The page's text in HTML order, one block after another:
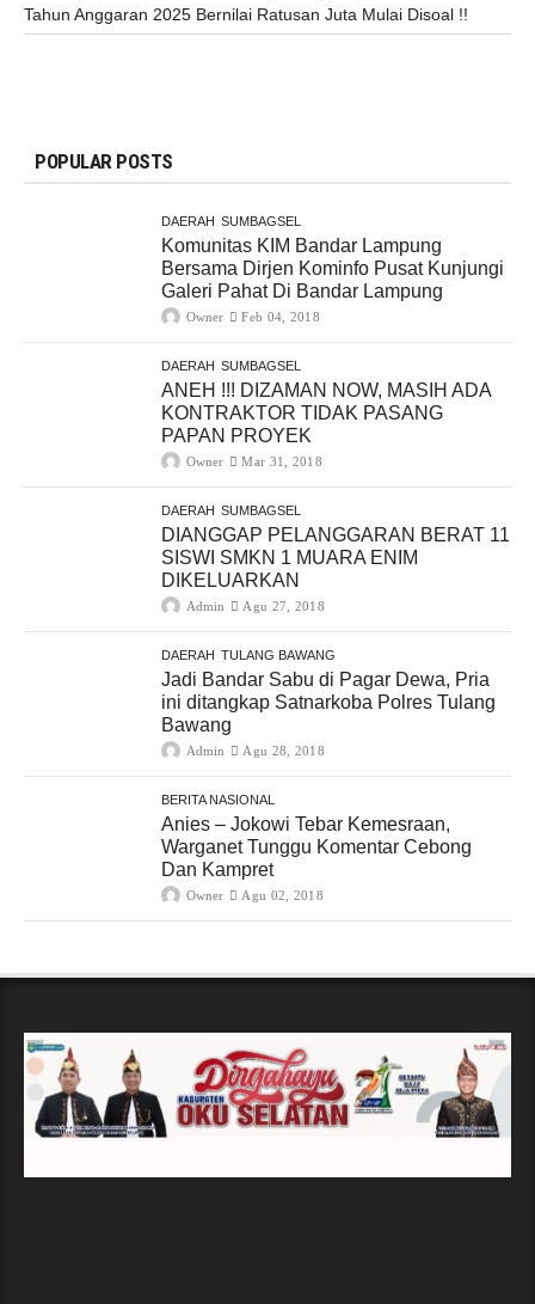
Tahun Anggaran 2025 Bernilai Ratusan Juta Mulai Disoal !!
POPULAR POSTS
DAERAH SUMBAGSEL
Komunitas KIM Bandar Lampung
Bersama Dirjen Kominfo Pusat Kunjungi
Galeri Pahat Di Bandar Lampung
Owner Feb 04, 2018
DAERAH SUMBAGSEL
ANEH !!! DIZAMAN NOW, MASIH ADA
KONTRAKTOR TIDAK PASANG
PAPAN PROYEK
Owner Mar 31, 2018
DAERAH SUMBAGSEL
DIANGGAP PELANGGARAN BERAT 11
SISWI SMKN 1 MUARA ENIM
DIKELUARKAN
Admin Agu 27, 2018
DAERAH TULANG BAWANG
Jadi Bandar Sabu di Pagar Dewa, Pria
ini ditangkap Satnarkoba Polres Tulang
Bawang
Admin Agu 28, 2018
BERITA NASIONAL
Anies – Jokowi Tebar Kemesraan,
Warganet Tunggu Komentar Cebong
Dan Kampret
Owner Agu 02, 2018